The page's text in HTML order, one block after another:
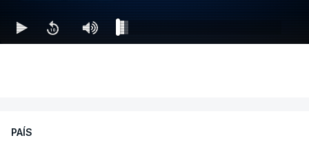
PAÍS